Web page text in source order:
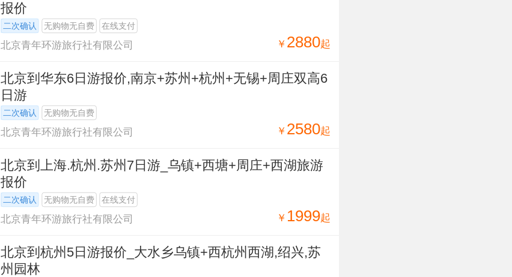
报价
二次确认 无购物无自费 在线支付
￥ 2880起
北京青年环游旅行社有限公司
北京到华东6日游报价,南京+苏州+杭州+无锡+周庄双高6
日游
二次确认 无购物无自费
￥ 2580起
北京青年环游旅行社有限公司
北京到上海.杭州.苏州7日游_乌镇+西塘+周庄+西湖旅游
报价
二次确认 无购物无自费 在线支付
￥ 1999起
北京青年环游旅行社有限公司
北京到杭州5日游报价_大水乡乌镇+西杭州西湖,绍兴,苏
州园林